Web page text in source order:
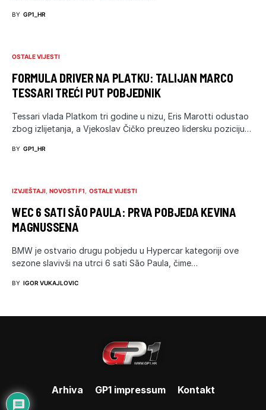
BY GP1_HR
OSTALE VIJESTI
FORMULA DRIVER NA PLATKU: TALIJAN MARCO
TESSARI TREĆI PUT POBJEDNIK
Tessari vlada Platkom tri godine u nizu, Eris Marotti odustao
zbog izlijetanja, a Vjekoslav Čičko preuzeo lidersku poziciju…
BY GP1_HR
IZVJEŠTAJI NOVOSTI F1 OSTALE VIJESTI
WEC 6 SATI SÃO PAULA: PRVA POBJEDA KEVINA
MAGNUSSENA
BMW je ostvario drugu pobjedu u Hypercar kategoriji ove
sezone slavivši na utrci 6 sati São Paula, čime…
BY IGOR VUKAJLOVIC
Arhiva GP1 impressum Kontakt